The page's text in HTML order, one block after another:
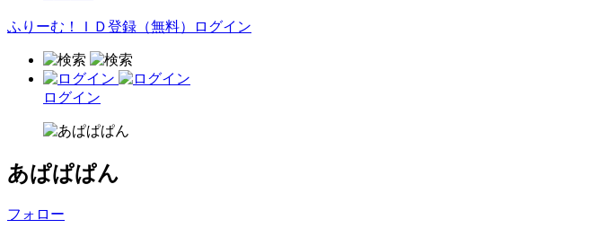
ふりーむ！ＩＤ登録（無料） ログイン
ログイン
あぱぱぱん
フォロー